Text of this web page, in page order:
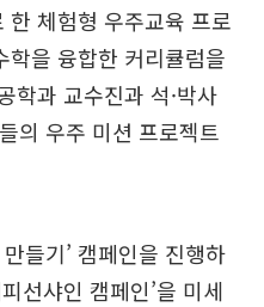
한 체험형 우주교육 프로
학을 융합한 커리큘럼을
학과 교수진과 석·박사
의 우주 미션 프로젝트
들기’ 캠페인을 진행하
선샤인 캠페인’을 미세